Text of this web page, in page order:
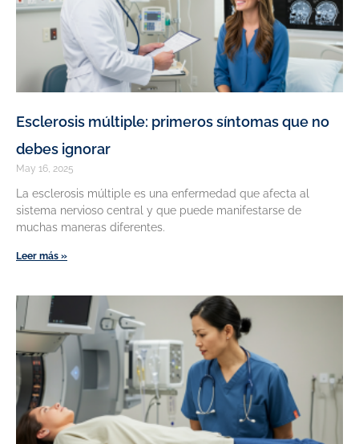
Esclerosis múltiple: primeros síntomas que no
debes ignorar
May 16, 2025
La esclerosis múltiple es una enfermedad que afecta al
sistema nervioso central y que puede manifestarse de
muchas maneras diferentes.
Leer más »